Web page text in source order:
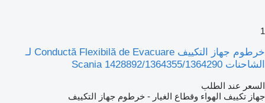
1
خرطوم جهاز التكييف Conductă Flexibilă de Evacuare لـ
الشاحنات Scania 1428892/1364355/1364290
السعر عند الطلب
جهاز تكييف الهواء وقطاع الغيار - خرطوم جهاز التكييف